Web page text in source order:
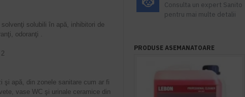
solubili în apă, inhibitori de
odoranţi .
şi apă, din zonele sanitare cum ar fi
vase WC şi urinale ceramice din
Consulta un expert Sanito
pentru mai multe detalii
PRODUSE ASEMANATOARE